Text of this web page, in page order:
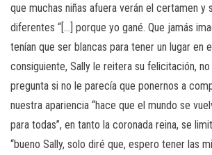
que muchas niñas afuera verán el certamen y
diferentes “[…] porque yo gané. Que jamás
tenían que ser blancas para tener un lugar en
consiguiente, Sally le reitera su felicitación,
pregunta si no le parecía que ponernos a
nuestra apariencia “hace que el mundo se
para todas”, en tanto la coronada reina, se
“bueno Sally, solo diré que, espero tener las